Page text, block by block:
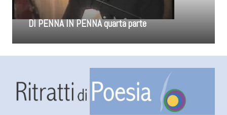
DI PENNA IN PENNA quarta parte